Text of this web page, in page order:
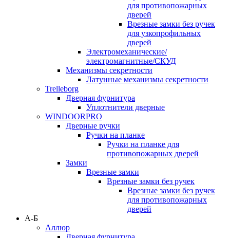
для противопожарных
дверей
Врезные замки без ручек
для узкопрофильных
дверей
Электромеханические/
электромагнитные/СКУД
Механизмы секретности
Латунные механизмы секретности
Trelleborg
Дверная фурнитура
Уплотнители дверные
WINDOORPRO
Дверные ручки
Ручки на планке
Ручки на планке для
противопожарных дверей
Замки
Врезные замки
Врезные замки без ручек
Врезные замки без ручек
для противопожарных
дверей
А-Б
Аллюр